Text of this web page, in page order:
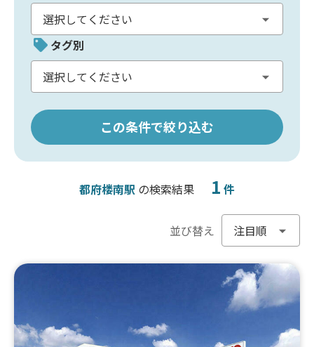
タグ別
この条件で絞り込む
都府楼南駅 の検索結果 1 件
並び替え